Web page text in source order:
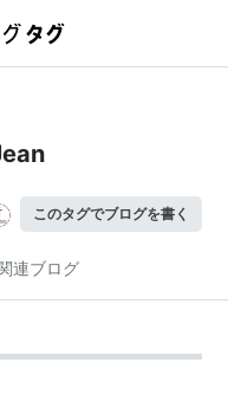
このタグでブログを書く
連ブログ